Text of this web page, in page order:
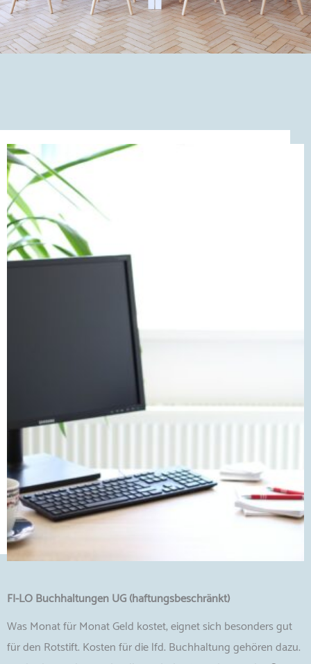
FI-LO Buchhaltungen UG (haftungsbeschränkt)
Was Monat für Monat Geld kostet, eignet sich besonders gut
für den Rotstift. Kosten für die lfd. Buchhaltung gehören dazu.